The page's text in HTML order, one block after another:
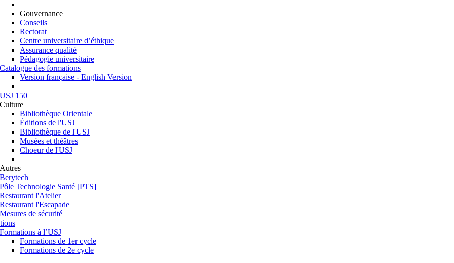
Gouvernance
Conseils
Rectorat
Centre universitaire d’éthique
Assurance qualité
Pédagogie universitaire
Catalogue des formations
Version française - English Version
USJ 150
Culture
Bibliothèque Orientale
Éditions de l'USJ
Bibliothèque de l'USJ
Musées et théâtres
Choeur de l'USJ
Autres
Berytech
Pôle Technologie Santé [PTS]
Restaurant l'Atelier
Restaurant l'Escapade
Mesures de sécurité
Formations à l’USJ
Formations de 1er cycle
Formations de 2e cycle